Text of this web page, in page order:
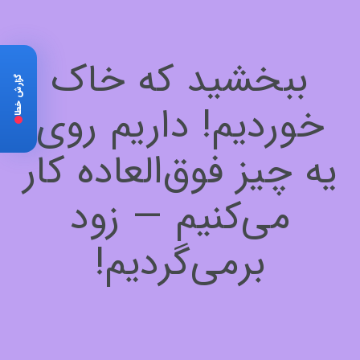
ببخشید که خاک
خوردیم! داریم روی
یه چیز فوق‌العاده کار
می‌کنیم — زود
برمی‌گردیم!
گزارش خطا